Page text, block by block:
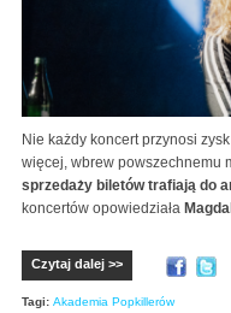
Nie każdy koncert przynosi
więcej, wbrew powszechnemu
sprzedaży biletów trafiają do
koncertów opowiedziała
Czytaj dalej >>
Tagi: Akademia Popkillerów